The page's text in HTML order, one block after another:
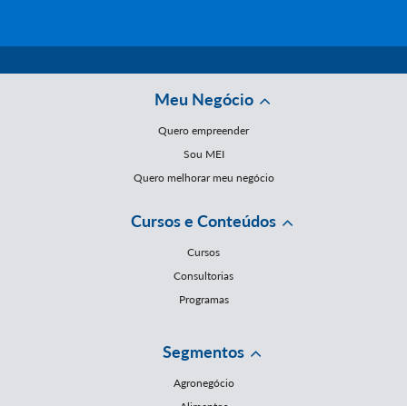
Meu Negócio
Quero empreender
Sou MEI
Quero melhorar meu negócio
Cursos e Conteúdos
Cursos
Consultorias
Programas
Segmentos
Agronegócio